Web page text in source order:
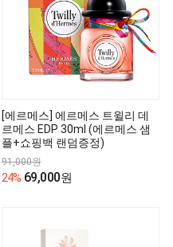
[에르메스] 에르메스 트윌리 데
르메스 EDP 30ml (에르메스 샘
플+쇼핑백 랜덤증정)
91,000원
24% 69,000원